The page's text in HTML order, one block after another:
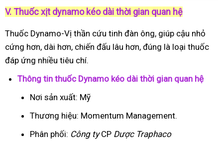
V. Thuốc xịt dynamo kéo dài thời gian quan hệ
Thuốc Dynamo-Vị thần cứu tinh đàn ông, giúp cậu nhỏ
cứng hơn, dài hơn, chiến đấu lâu hơn, đúng là loại thuốc
đáp ứng nhiều tiêu chí.
Thông tin thuốc Dynamo kéo dài thời gian quan hệ
Nơi sản xuất: Mỹ
Thương hiệu: Momentum Management.
Phân phối: Công tyCP Dược Traphaco